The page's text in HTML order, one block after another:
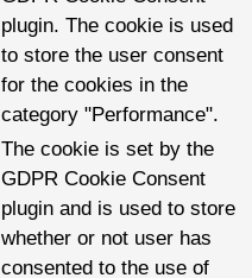
plugin. The cookie is used
to store the user consent
for the cookies in the
category "Performance".
The cookie is set by the
GDPR Cookie Consent
plugin and is used to store
whether or not user has
consented to the use of